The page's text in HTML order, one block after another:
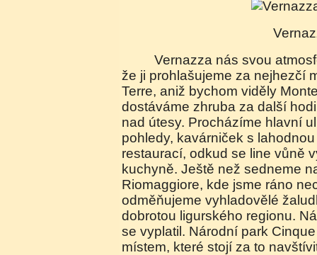
Vernazza nás svou atmosférou uchvátila natolik,
že ji prohlašujeme za nejhezčí
Terre, aniž bychom viděly
dostáváme zhruba za další
nad útesy. Procházíme hlavní
pohledy, kavárniček s
restaurací, odkud se line vůně
kuchyně. Ještě než sedneme
Riomaggiore, kde jsme ráno
odměňujeme vyhladovělé
dobrotou ligurského regionu.
se vyplatil. Národní park
místem, které stojí za to